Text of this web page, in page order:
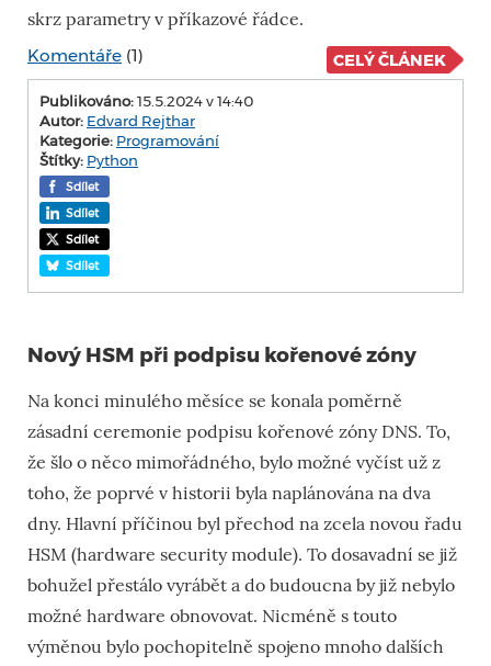
skrz parametry v příkazové řádce.
Komentáře (1) CELÝ ČLÁNEK
Publikováno:15.5.2024 v 14:40
Autor: Edvard Rejthar
Kategorie: Programování
Štítky: Python
Sdílet
Sdílet
Sdílet
Sdílet
Nový HSM při podpisu kořenové zóny
Na konci minulého měsíce se konala poměrně
zásadní ceremonie podpisu kořenové zóny DNS. To,
že šlo o něco mimořádného, bylo možné vyčíst už z
toho, že poprvé v historii byla naplánována na dva
dny. Hlavní příčinou byl přechod na zcela novou řadu
HSM (hardware security module). To dosavadní se již
bohužel přestálo vyrábět a do budoucna by již nebylo
možné hardware obnovovat. Nicméně s touto
výměnou bylo pochopitelně spojeno mnoho dalších